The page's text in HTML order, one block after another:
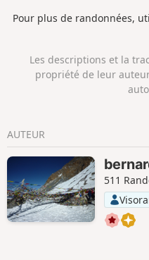
vous allez d’abord
rivière, puis traverser une
Pour plus de randonnées,
Les descriptions et la
propriété de leur
AUTEUR
511